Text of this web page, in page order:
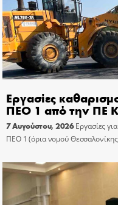
Εργασίες
ΠΕΟ 1 από την ΠΕ
7 Αυγούστου, 2026 Εργασίες
ΠΕΟ 1 (όρια νομού